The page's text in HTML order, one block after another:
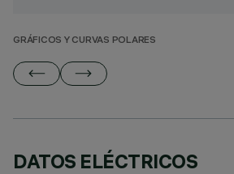
GRÁFICOS Y CURVAS POLARES
DATOS ELÉCTRICOS